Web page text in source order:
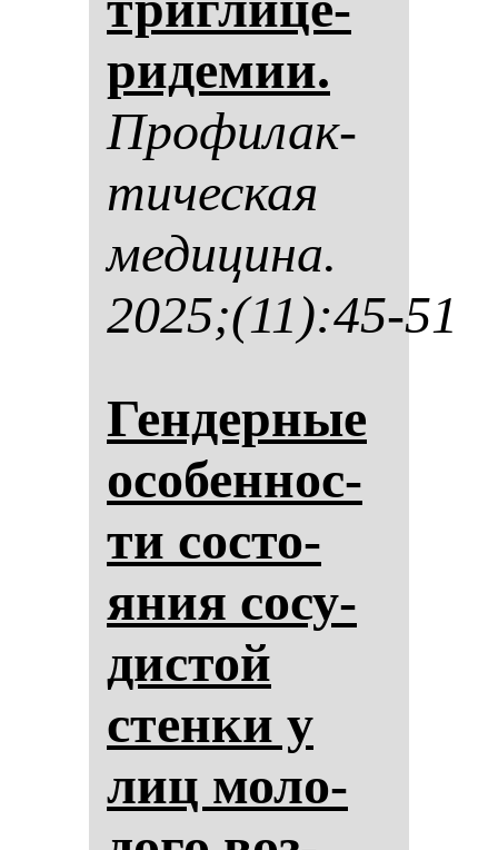
ри­де­мии.
Про­фи­лак­
ти­чес­кая
ме­ди­ци­на.
2025;(11):45-51
Ген­дер­ные
осо­бен­нос­
ти сос­то­
яния со­су­
дис­той
стен­ки у
лиц мо­ло­